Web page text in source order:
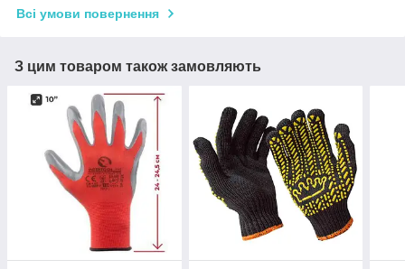
Всі умови повернення
З цим товаром також замовляють